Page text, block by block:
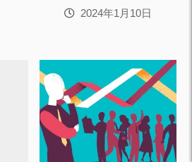
2024年1月10日